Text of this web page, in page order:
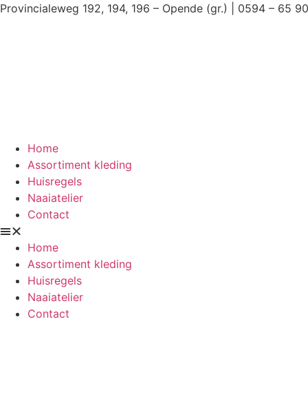
Ga
Provincialeweg 192, 194, 196 – Opende (gr.) | 0594 – 65
Home
Assortiment kleding
Huisregels
Naaiatelier
Contact
Home
Assortiment kleding
Huisregels
Naaiatelier
Contact